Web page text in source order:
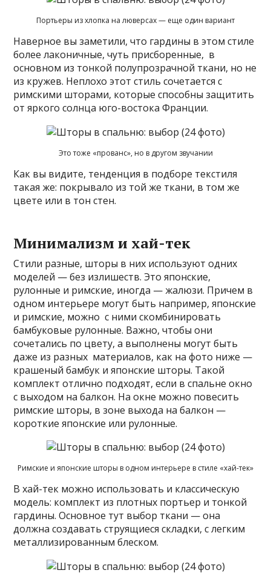
Портьеры из хлопка на люверсах — еще один вариант
Наверное вы заметили, что гардины в этом стиле
более лаконичные, чуть присборенные, в
основном из тонкой полупрозрачной ткани, но не
из кружев. Неплохо этот стиль сочетается с
римскими шторами, которые способны защитить
от яркого солнца юго-востока Франции.
Это тоже «прованс», но в другом звучании
Как вы видите, тенденция в подборе текстиля
такая же: покрывало из той же ткани, в том же
цвете или в тон стен.
Минимализм и хай-тек
Стили разные, шторы в них используют одних
моделей — без излишеств. Это японские,
рулонные и римские, иногда — жалюзи. Причем в
одном интерьере могут быть например, японские
и римские, можно с ними скомбинировать
бамбуковые рулонные. Важно, чтобы они
сочетались по цвету, а выполнены могут быть
даже из разных материалов, как на фото ниже —
крашеный бамбук и японские шторы. Такой
комплект отлично подходят, если в спальне окно
с выходом на балкон. На окне можно повесить
римские шторы, в зоне выхода на балкон —
короткие японские или рулонные.
Римские и японские шторы в одном интерьере в стиле «хай-тек»
В хай-тек можно использовать и классическую
модель: комплект из плотных портьер и тонкой
гардины. Основное тут выбор ткани — она
должна создавать струящиеся складки, с легким
металлизированным блеском.